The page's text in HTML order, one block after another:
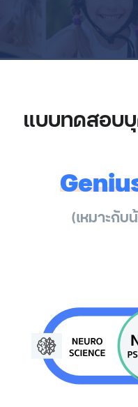
แบบทดสอบ
(เหมาะกับ